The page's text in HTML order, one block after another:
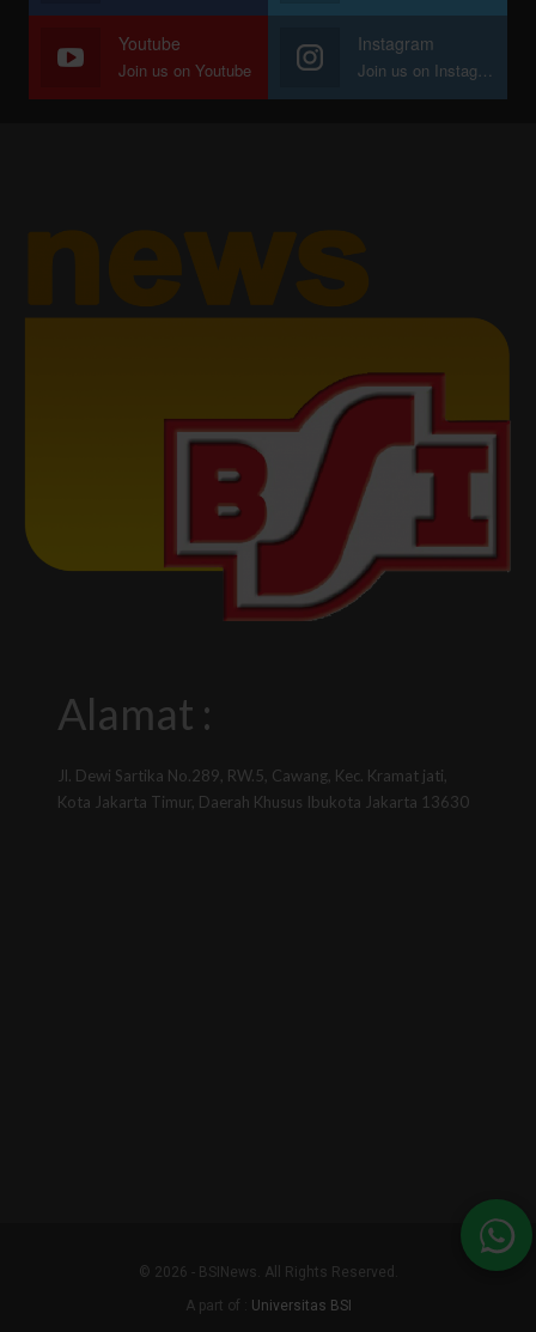
Youtube
Join us on Youtube
Instagram
Join us on Instagram
Alamat :
Jl. Dewi Sartika No.289, RW.5, Cawang, Kec. Kramat jati,
Kota Jakarta Timur, Daerah Khusus Ibukota Jakarta 13630
© 2026 - BSINews. All Rights Reserved.
A part of :
Universitas BSI